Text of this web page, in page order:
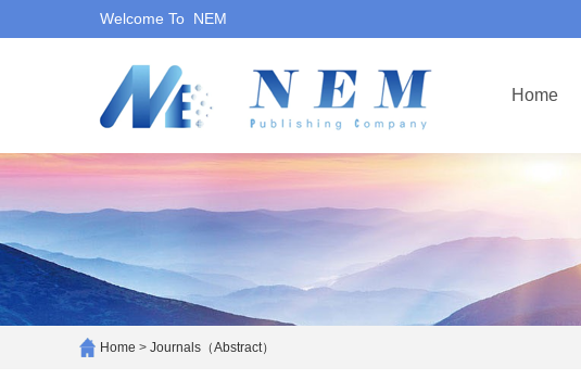
Welcome To NEM
Home
Home > Journals（Abstract）